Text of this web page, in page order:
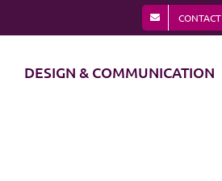
CONTACT
DESIGN & COMMUNICATION